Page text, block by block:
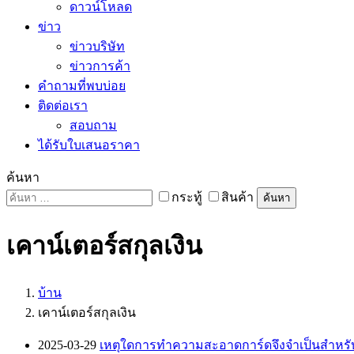
ดาวน์โหลด
ข่าว
ข่าวบริษัท
ข่าวการค้า
คำถามที่พบบ่อย
ติดต่อเรา
สอบถาม
ได้รับใบเสนอราคา
ค้นหา
กระทู้
สินค้า ค้นหา
เคาน์เตอร์สกุลเงิน
บ้าน
เคาน์เตอร์สกุลเงิน
2025-03-29 เหตุใดการทำความสะอาดการ์ดจึงจำเป็นสำห